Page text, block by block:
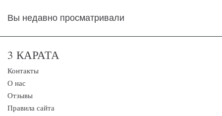
Вы недавно просматривали
3 КАРАТА
Контакты
О нас
Отзывы
Правила сайта